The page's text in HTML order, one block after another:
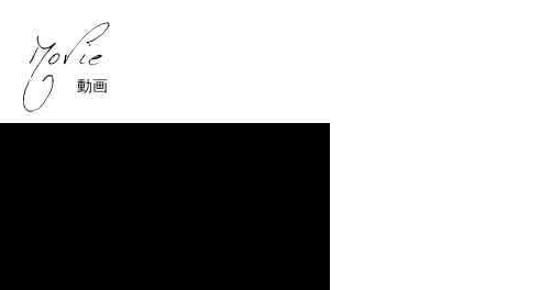
動画